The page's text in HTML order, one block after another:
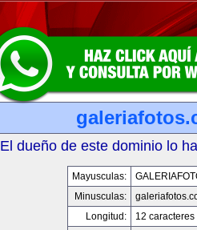
El dueño de este dominio lo
Mayusculas:
Minusculas:
Longitud:
12 caracteres